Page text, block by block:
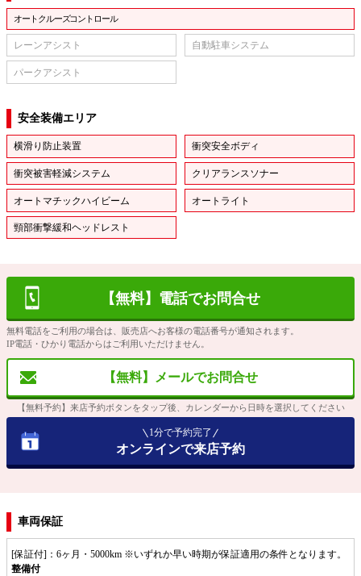
オートクルーズコントロール
レーンアシスト 自動駐車システム
パークアシスト
安全装備エリア
横滑り防止装置 衝突安全ボディ
衝突被害軽減システム クリアランスソナー
オートマチックハイビーム オートライト
頸部衝撃緩和ヘッドレスト
【無料】電話でお問合せ
無料電話をご利用の場合は、販売店へお客様の電話番号が通知されます。
IP電話・ひかり電話からはご利用いただけません。
【無料】メールでお問合せ
【無料予約】来店予約ボタンをタップ後、カレンダーから日時を選択してください
1分で予約完了
オンラインで来店予約
車両保証
[保証付]：6ヶ月・5000km ※いずれか早い時期が保証適用の条件となります。
整備付